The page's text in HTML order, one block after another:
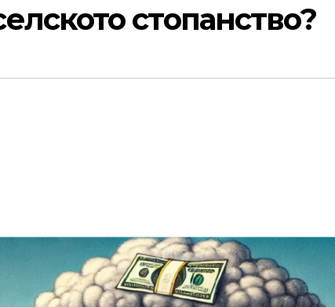
стопанство?